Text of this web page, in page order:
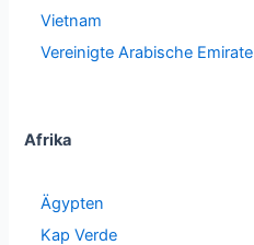
Vietnam
Vereinigte Arabische Emirate
Afrika
Ägypten
Kap Verde